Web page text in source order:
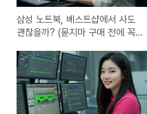
삼성 노트북, 베스트샵에서 사도
괜찮을까? (묻지마 구매 전에 꼭